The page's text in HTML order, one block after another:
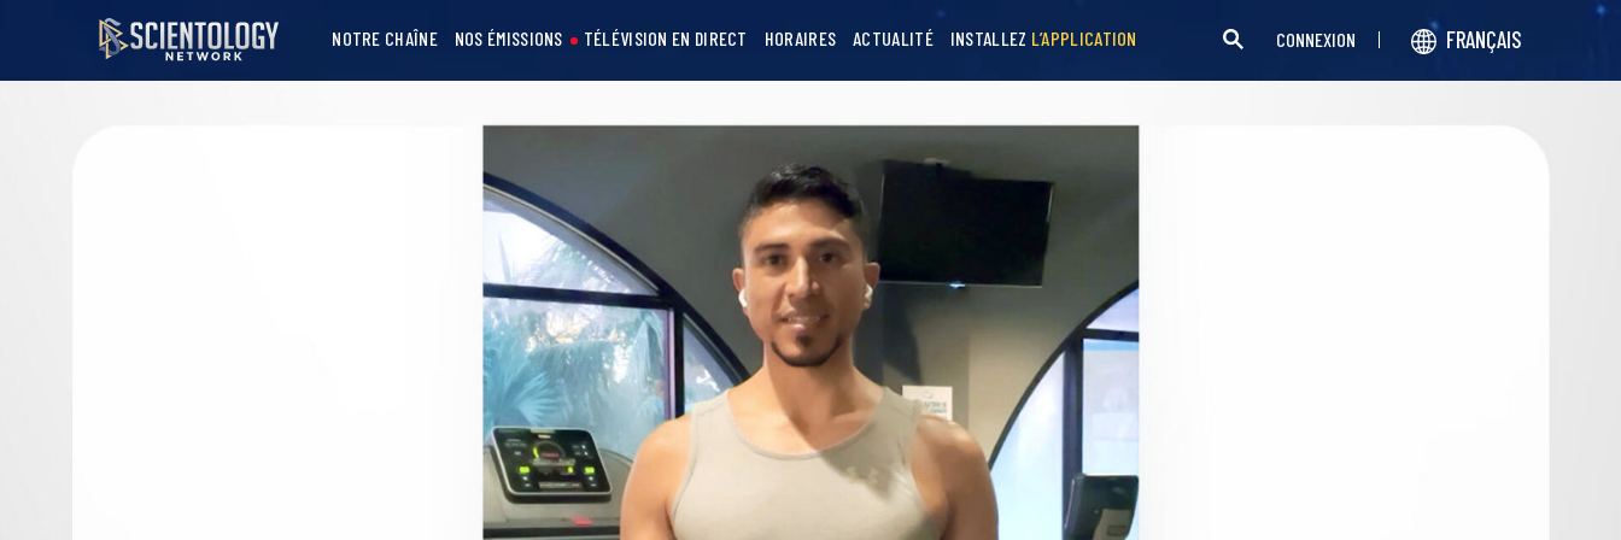
NOTRE CHAÎNE NOS ÉMISSIONS TÉLÉVISION EN DIRECT HORAIRES ACTUALITÉ INSTALLEZ L’APPLICATION CONNEXION FRANÇAIS